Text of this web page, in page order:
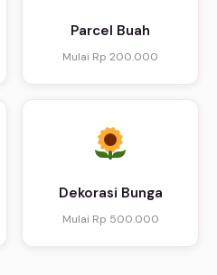
Parcel Buah
Mulai Rp 200.000
Dekorasi Bunga
Mulai Rp 500.000